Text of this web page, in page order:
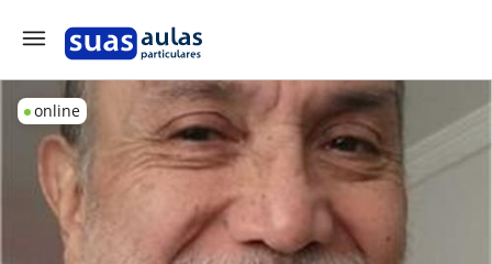
online